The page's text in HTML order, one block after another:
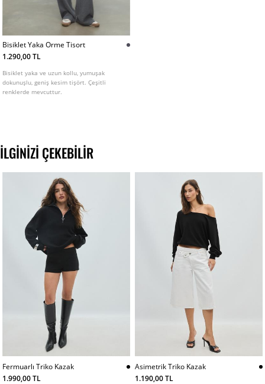
Bisiklet Yaka Orme Tisort
1.290,00 TL
Bisiklet yaka ve uzun kollu, yumuşak
dokunuşlu, geniş kesim tişört. Çeşitli
renklerde mevcuttur.
İLGINIZI ÇEKEBILIR
Fermuarlı Triko Kazak
1.990,00 TL
Asimetrik Triko Kazak
1.190,00 TL